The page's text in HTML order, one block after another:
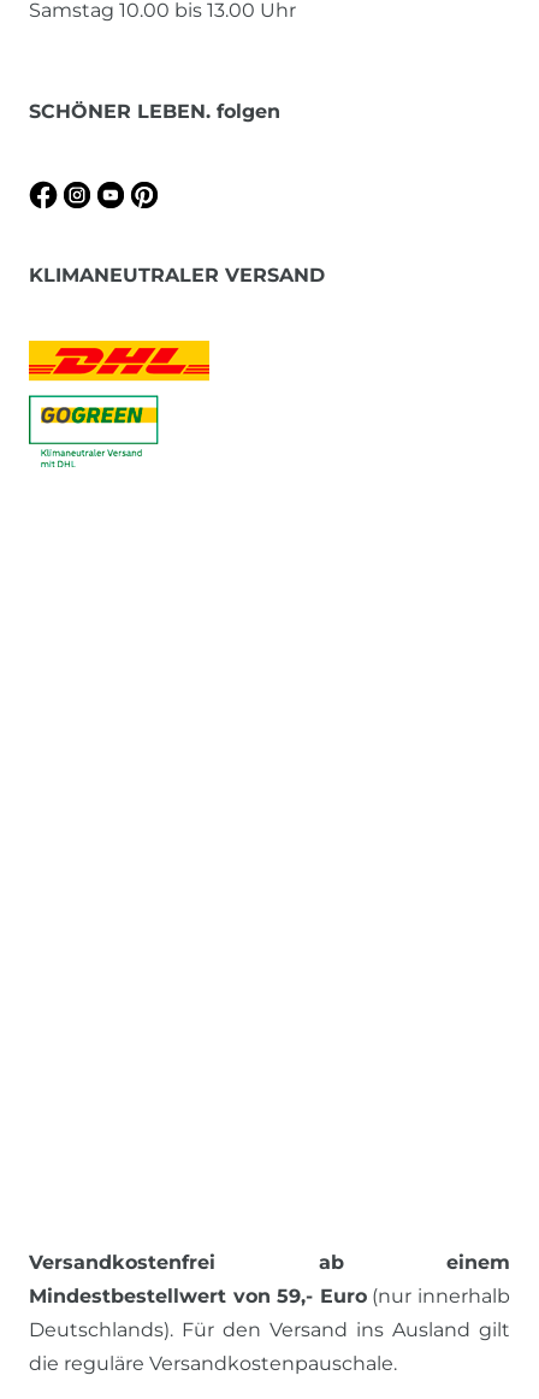
Samstag 10.00 bis 13.00 Uhr
SCHÖNER LEBEN. folgen
KLIMANEUTRALER VERSAND
Versandkostenfrei ab einem
Mindestbestellwert von 59,- Euro(nur innerhalb
Deutschlands). Für den Versand ins Ausland gilt
die reguläre Versandkostenpauschale.